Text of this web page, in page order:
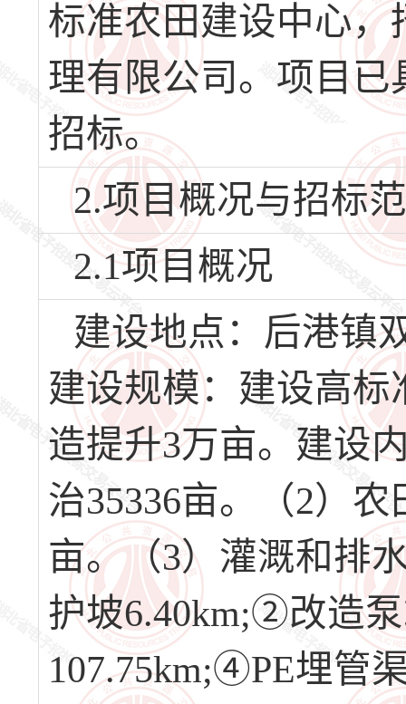
标准农田建设中心
理有限公司。项目
招标。
2.项目概况与招标
2.1项目概况
建设地点：后港镇
建设规模：建设高
造提升3万亩。建设
治35336亩。（2）
亩。（3）灌溉和排
护坡6.40km;②改造
107.75km;④PE埋管